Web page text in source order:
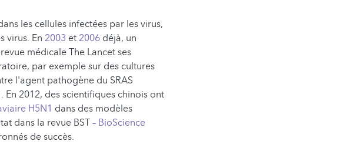
les cellules infectées par les virus,
virus. En 2003 et2006 déjà, un
médicale The Lancet ses
par exemple sur des cultures
l'agent pathogène du SRAS
En 2012, des scientifiques chinois ont
H5N1 dans des modèles
dans la revue BST– BioScience
de succès.